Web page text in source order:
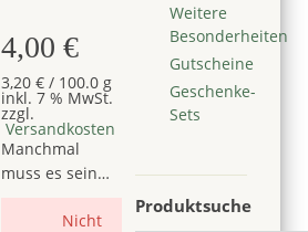
4,00€
3,20€ / 100.0 g
inkl. 7 % MwSt.
zzgl.
Versandkosten
Manchmal
muss es sein…
Nicht
Weitere
Besonderheiten
Gutscheine
Geschenke-
Sets
Produktsuche